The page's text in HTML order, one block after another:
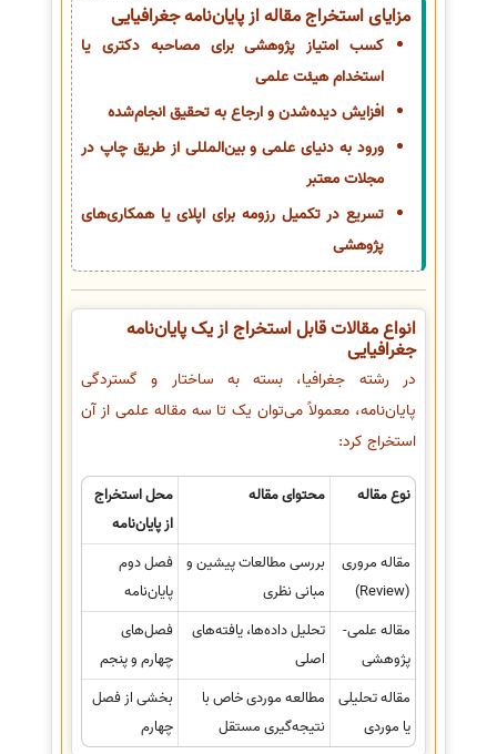
مزایای استخراج مقاله از پایان‌نامه جغرافیایی
کسب امتیاز پژوهشی برای مصاحبه دکتری یا
استخدام هیئت علمی
افزایش دیده‌شدن و ارجاع به تحقیق انجام‌شده
ورود به دنیای علمی و بین‌المللی از طریق چاپ در
مجلات معتبر
تسریع در تکمیل رزومه برای اپلای یا همکاری‌های
پژوهشی
انواع مقالات قابل استخراج از یک پایان‌نامه
جغرافیایی
در رشته جغرافیا، بسته به ساختار و گستردگی
پایان‌نامه، معمولاً می‌توان یک تا سه مقاله علمی از آن
استخراج کرد:
نوع مقاله محتوای مقاله
محل استخراج
از پایان‌نامه
مقاله مروری
(Review)
بررسی مطالعات پیشین و
مبانی نظری
فصل دوم
پایان‌نامه
مقاله علمی-
پژوهشی
تحلیل داده‌ها، یافته‌های
اصلی
فصل‌های
چهارم و پنجم
مقاله تحلیلی
یا موردی
مطالعه موردی خاص با
نتیجه‌گیری مستقل
بخشی از فصل
چهارم